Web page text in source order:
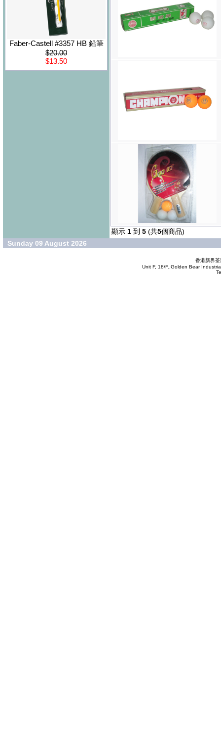
Faber-Castell #3357 HB 鉛筆
$20.00
$13.50
顯示 1 到 5 (共5個商品)
Sunday 09 August 2026
香港新界
Unit F, 18/F.,Golden Bear